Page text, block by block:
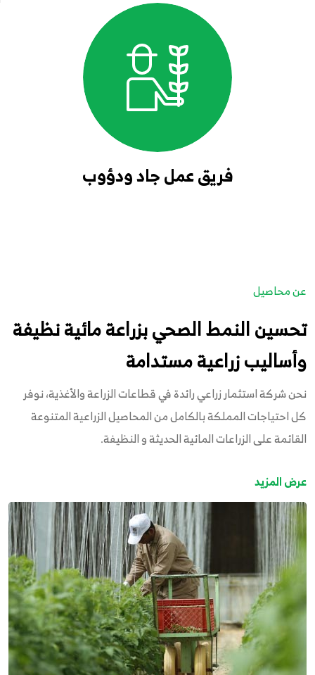
فريق عمل جاد ودؤوب
عن محاصيل
تحسين النمط الصحي بزراعة مائية نظيفة
وأساليب زراعية مستدامة
نحن شركة استثمار زراعي رائدة في قطاعات الزراعة والأغذية، نوفر
كل احتياجات المملكة بالكامل من المحاصيل الزراعية المتنوعة
القائمة على الزراعات المائية الحديثة و النظيفة.
عرض المزيد